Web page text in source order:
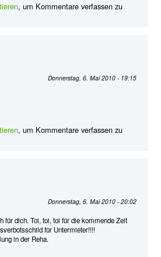
, um Kommentare verfassen zu
Donnerstag, 6. Mai 2010 - 19:15
, um Kommentare verfassen zu
Donnerstag, 6. Mai 2010 - 20:02
für dich. Toi, toi, toi für die kommende Zeit
für Untermieter!!!!
in der Reha.